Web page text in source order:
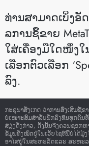
ທ່ານສາມາດເບິ່ງອັ
ລການຊື້ຂາຍ
ໃສ່ເຄື່ອງມືໃດໜຶ່ງໃ
ເລືອກຕົວເລືອກ
ລົງ.
ກະລຸນາສັງເກດ ວ່າການສົ່ງເສີມຊື້
ບໍ່ເໝາະສົມສໍາລັບນັກລົງທຶນທຸກຄົນ
ສ່ຽງດັ່ງກ່າວ, ດັ່ງນັ້ນຈຶ່ງຄວນຊອກ
ຂໍ້ມູນທັງໝົດຢູ່ໃນເວັບໄຊທ໌ນີ້ບໍ່ໄດ້ມຸ້
ອາໄສຢູ່ໃນສະຫະລັດແລະ ສະຫະລ